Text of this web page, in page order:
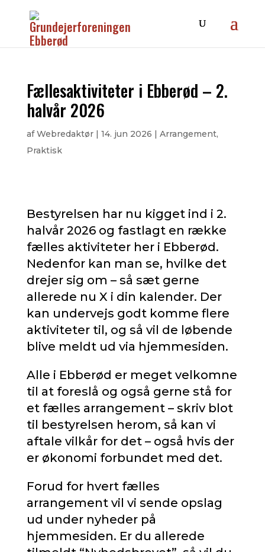
Fællesaktiviteter i Ebberød – 2.
halvår 2026
afWebredaktør| 14. jun 2026 | Arrangement,
Praktisk
Bestyrelsen har nu kigget ind i 2.
halvår 2026 og fastlagt en række
fælles aktiviteter her i Ebberød.
Nedenfor kan man se, hvilke det
drejer sig om – så sæt gerne
allerede nu X i din kalender. Der
kan undervejs godt komme flere
aktiviteter til, og så vil de løbende
blive meldt ud via hjemmesiden.
Alle i Ebberød er meget velkomne
til at foreslå og også gerne stå for
et fælles arrangement – skriv blot
til bestyrelsen herom, så kan vi
aftale vilkår for det – også hvis der
er økonomi forbundet med det.
Forud for hvert fælles
arrangement vil vi sende opslag
ud under nyheder på
hjemmesiden. Er du allerede